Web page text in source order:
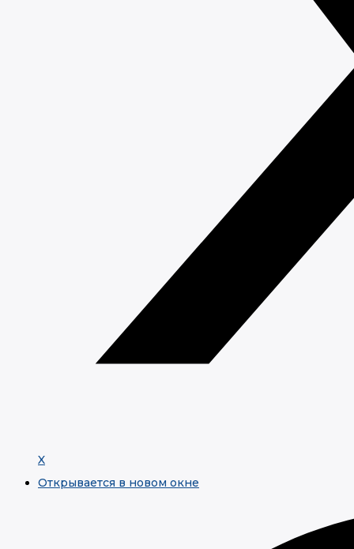
X
Открывается в новом окне